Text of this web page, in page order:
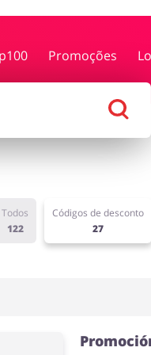
Promoções
e Calçados
Todos
122
Códigos de desconto
27